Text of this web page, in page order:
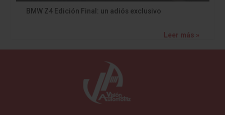
BMW Z4 Edición Final: un adiós exclusivo
Leer más »